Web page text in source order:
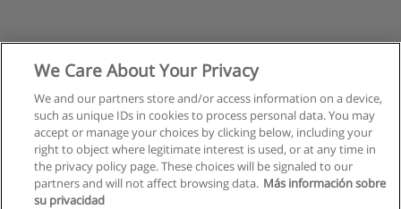
We Care About Your Privacy
We and our partners store and/or access information on a device,
such as unique IDs in cookies to process personal data. You may
accept or manage your choices by clicking below, including your
right to object where legitimate interest is used, or at any time in
the privacy policy page. These choices will be signaled to our
partners and will not affect browsing data. Más información sobre
su privacidad